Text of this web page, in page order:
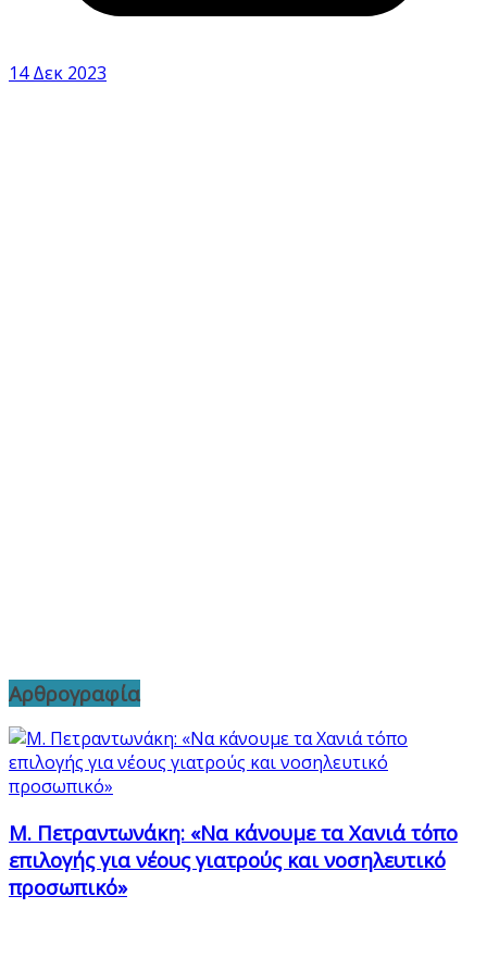
14 Δεκ 2023
Αρθρογραφία
Μ. Πετραντωνάκη: «Να κάνουμε τα Χανιά τόπο
επιλογής για νέους γιατρούς και νοσηλευτικό
προσωπικό»